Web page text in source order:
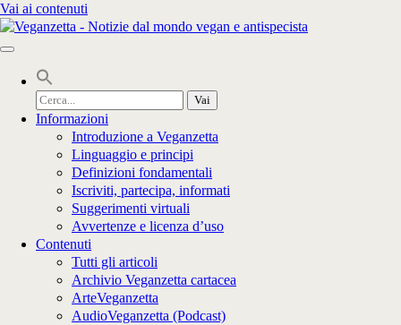
Vai ai contenuti
Cerca
per:
Informazioni
Introduzione a Veganzetta
Linguaggio e principi
Definizioni fondamentali
Iscriviti, partecipa, informati
Suggerimenti virtuali
Avvertenze e licenza d’uso
Contenuti
Tutti gli articoli
Archivio Veganzetta cartacea
ArteVeganzetta
AudioVeganzetta (Podcast)